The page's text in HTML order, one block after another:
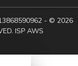
- © 2026
ISP AWS